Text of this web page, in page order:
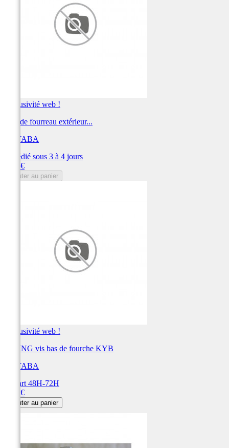
Exclusivité web !
Clip de fourreau extérieur...
KAYABA
Expédié sous 3 à 4 jours
3,46 €
Ajouter au panier
Exclusivité web !
O-RING vis bas de fourche KYB
KAYABA
Départ 48H-72H
2,41 €
Ajouter au panier